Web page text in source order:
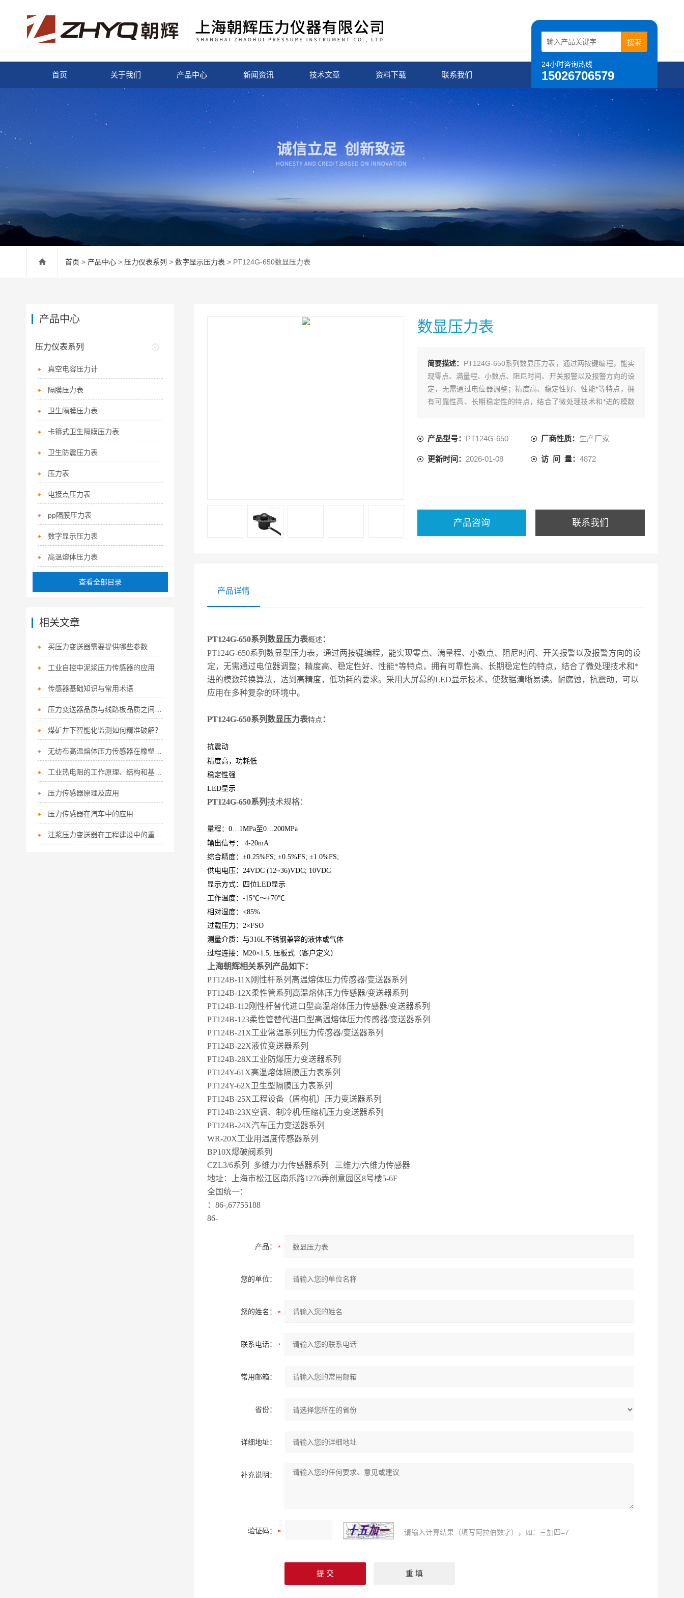
24小时咨询热线
15026706579
首页 关于我们 产品中心 新闻资讯 技术文章 资料下载 联系我们
首页 > 产品中心 > 压力仪表系列 > 数字显示压力表 > PT124G-650数显压力表
数显压力表
简要描述： PT124G-650系列数显压力表，通过两按键编程，能实
现零点、满量程、小数点、阻尼时间、开关报警以及报警方向的设
定，无需通过电位器调整；精度高、稳定性好、性能*等特点，拥
有可靠性高、长期稳定性的特点，结合了微处理技术和*进的模数
境中。
产品型号： PT124G-650 厂商性质： 生产厂家
更新时间： 2026-01-08 访 问 量：4872
产品咨询 联系我们
产品详情
PT124G-650系列数显压力表概述 ：
PT124G-650系列数显型压力表，通过两按键编程，能实现零点、满量程、小数点、阻尼时间、开关报警以及报警方向的设
定，无需通过电位器调整；精度高、稳定性好、性能*等特点，拥有可靠性高、长期稳定性的特点，结合了微处理技术和*
进的模数转换算法，达到高精度，低功耗的要求。采用大屏幕的LED显示技术，使数据清晰易读。耐腐蚀，抗震动，可以
应用在多种复杂的环境中。
PT124G-650系列数显压力表特点 ：
抗震动
精度高，功耗低
稳定性强
LED显示
PT124G-650系列 技术规格：
量程：0…1MPa至0…200MPa
输出信号： 4-20mA
综合精度：±0.25%FS; ±0.5%FS; ±1.0%FS;
供电电压：24VDC (12~36)VDC; 10VDC
显示方式：四位LED显示
工作温度：-15℃～+70℃
相对湿度：<85%
过载压力：2×FSO
测量介质：与316L不锈钢兼容的液体或气体
过程连接：M20×1.5, 压板式（客户定义）
上海朝辉相关系列产品如下：
PT124B-11X刚性杆系列高温熔体压力传感器/变送器系列
PT124B-12X柔性管系列高温熔体压力传感器/变送器系列
PT124B-112刚性杆替代进口型高温熔体压力传感器/变送器系列
PT124B-123柔性管替代进口型高温熔体压力传感器/变送器系列
PT124B-21X工业常温系列压力传感器/变送器系列
PT124B-22X液位变送器系列
PT124B-28X工业防爆压力变送器系列
PT124Y-61X高温熔体隔膜压力表系列
PT124Y-62X卫生型隔膜压力表系列
PT124B-25X工程设备（盾构机）压力变送器系列
PT124B-23X空调、制冷机/压缩机压力变送器系列
PT124B-24X汽车压力变送器系列
WR-20X工业用温度传感器系列
BP10X爆破阀系列
CZL3/6系列 多维力/力传感器系列 三维力/六维力传感器
地址：上海市松江区南乐路1276弄创意园区8号楼5-6F
全国统一：
：86-,67755188
86-
产品：
您的单位：
您的姓名：
联系电话：
常用邮箱：
省份：
详细地址：
补充说明：
验证码： 请输入计算结果（填写阿拉伯数字），如：三加四=7
产品中心
压力仪表系列
真空电容压力计
隔膜压力表
卫生隔膜压力表
卡箍式卫生隔膜压力表
卫生防震压力表
压力表
电接点压力表
pp隔膜压力表
数字显示压力表
高温熔体压力表
查看全部目录
相关文章
买压力变送器需要提供哪些参数
工业自控中泥浆压力传感器的应用
传感器基础知识与常用术语
煤矿井下智能化监测如何精准破解？
工业热电阻的工作原理、结构和基本特性
压力传感器原理及应用
压力传感器在汽车中的应用
注浆压力变送器在工程建设中的重要作用